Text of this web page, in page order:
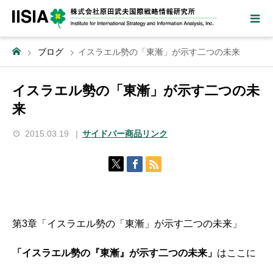
ブログ イスラエル勢の「東漸」が示す二つの未来
イスラエル勢の「東漸」が示す二つの未
来
2015.03.19 サイドバー商品リンク
第3章「イスラエル勢の「東漸」が示す二つの未来」
「イスラエル勢の『東漸』が示す二つの未来」 はここに